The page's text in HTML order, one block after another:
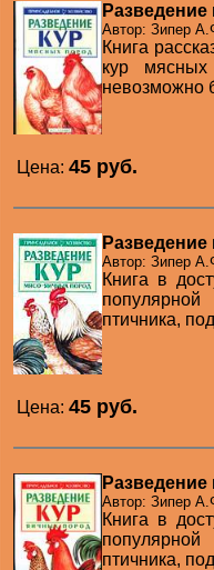
Автор: Зипер
Книга
кур мясных
невозможно
Цена: 45 pуб.
Автор: Зипер
Книга в
птичника,
Цена: 45 pуб.
Автор: Зипер
Книга в
птичника,